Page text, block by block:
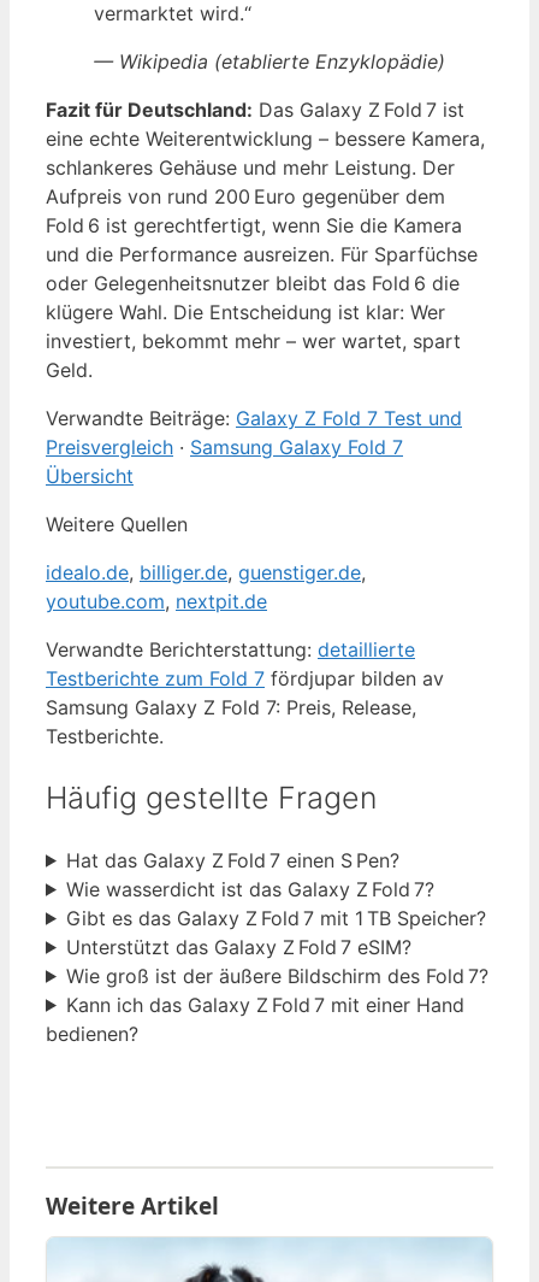
vermarktet wird.“
— Wikipedia (etablierte Enzyklopädie)
Fazit für Deutschland: Das Galaxy Z Fold 7 ist
eine echte Weiterentwicklung – bessere Kamera,
schlankeres Gehäuse und mehr Leistung. Der
Aufpreis von rund 200 Euro gegenüber dem
Fold 6 ist gerechtfertigt, wenn Sie die Kamera
und die Performance ausreizen. Für Sparfüchse
oder Gelegenheitsnutzer bleibt das Fold 6 die
klügere Wahl. Die Entscheidung ist klar: Wer
investiert, bekommt mehr – wer wartet, spart
Geld.
Verwandte Beiträge: Galaxy Z Fold 7 Test und
Preisvergleich · Samsung Galaxy Fold 7
Übersicht
Weitere Quellen
idealo.de, billiger.de, guenstiger.de,
youtube.com, nextpit.de
Verwandte Berichterstattung: detaillierte
Testberichte zum Fold 7 fördjupar bilden av
Samsung Galaxy Z Fold 7: Preis, Release,
Testberichte.
Häufig gestellte Fragen
Hat das Galaxy Z Fold 7 einen S Pen?
Wie wasserdicht ist das Galaxy Z Fold 7?
Gibt es das Galaxy Z Fold 7 mit 1 TB Speicher?
Unterstützt das Galaxy Z Fold 7 eSIM?
Wie groß ist der äußere Bildschirm des Fold 7?
Kann ich das Galaxy Z Fold 7 mit einer Hand
bedienen?
Weitere Artikel